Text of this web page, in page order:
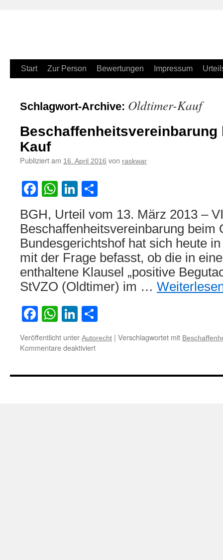
Zum
springen
Start Zur Person Bewertungen Impressum
Schlagwort-Archive: Oldtimer-Kauf
Beschaffenheitsvereinbarung
Kauf
Publiziert am 16. April 2016 von raskwar
Facebook
WhatsApp
LinkedIn
BGH, Urteil vom 13. März 2013 –
Beschaffenheitsvereinbarung beim
Bundesgerichtshof hat sich heute
mit der Frage befasst, ob die in
enthaltene Klausel „positive
StVZO (Oldtimer) im …
Facebook
WhatsApp
LinkedIn
Veröffentlicht unter Autorecht | Verschlagwortet mit
Kommentare deaktiviertfür
Oldtimer-